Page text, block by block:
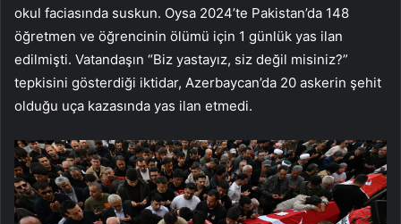
okul faciasında suskun. Oysa 2024’te Pakistan’da 148
öğretmen ve öğrencinin ölümü için 1 günlük yas ilan
edilmişti. Vatandaşın “Biz yastayız, siz değil misiniz?”
tepkisini gösterdiği iktidar, Azerbaycan’da 20 askerin şehit
olduğu uça kazasında yas ilan etmedi.